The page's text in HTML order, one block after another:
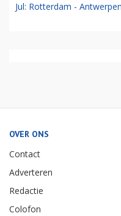
Jul: Rotterdam -
OVER ONS
Contact
Adverteren
Redactie
Colofon